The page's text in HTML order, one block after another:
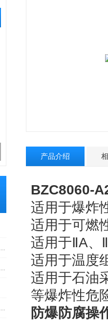
产品介绍
BZC8060-
适用于爆炸
适用于可燃
适用于ⅡA、
适用于温度
适用于石油
等爆炸性危
防爆防腐操